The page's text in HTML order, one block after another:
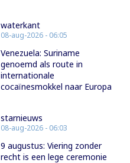
waterkant
08-aug-2026 - 06:05
Venezuela: Suriname
genoemd als route in
internationale
cocaïnesmokkel naar Europa
starnieuws
08-aug-2026 - 06:03
9 augustus: Viering zonder
recht is een lege ceremonie